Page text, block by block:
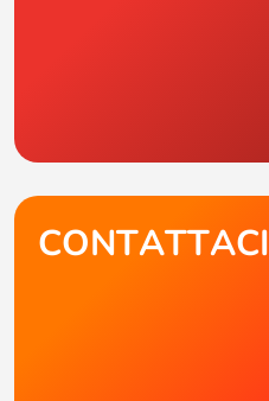
CONTATTACI